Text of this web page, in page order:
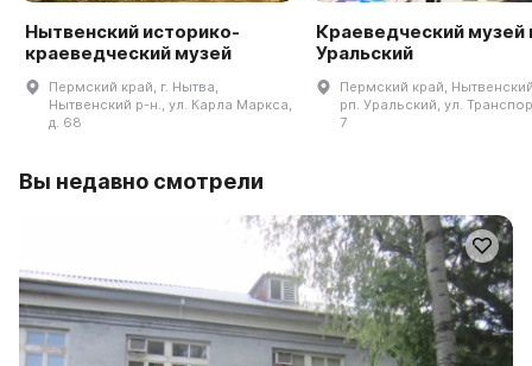
Нытвенский историко-
краеведческий музей
Пермский край, г. Нытва,
Нытвенский р-н., ул. Карла Маркса,
д. 68
Краеведческий музей
Уральский
Пермский край,
рп. Уральский, ул.
7
Вы недавно смотрели